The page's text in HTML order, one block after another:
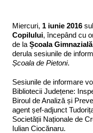
Miercuri, 1 iunie 2016
Copilului, începând cu
de la Școala Gimnazială
derula sesiunile de
Școala de Pietoni.
Sesiunile de informare
Bibliotecii Județene:
Biroul de Analiză și
agent șef-adjunct
Societății Naționale de
Iulian Ciocănaru.